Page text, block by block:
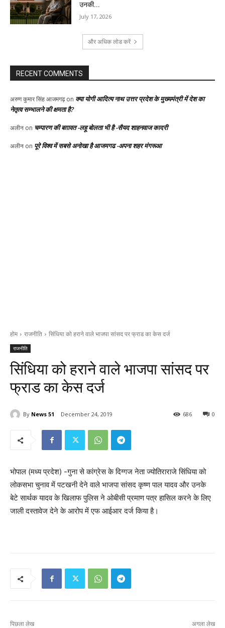
उनकी...
July 17, 2026
और अधिक लोड करें
RECENT COMMENTS
अरुण कुमार सिंह आजमगढ़on क्या योगी आदित्य नाथ उत्तर प्रदेश के मुख्यमंत्री में देश का
नेतृत्व सम्भालने की क्षमता है?
अलीन on चम्पारण की बग़ावत -लहू बोलता भी है -सैयद शाहनवाज कादरी
अलीन on पूरे विश्व में सबसे अनोखा है आजमगढ -अपना शहर मंगरूआ